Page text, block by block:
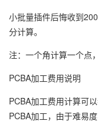
小批量插件后悔收到
分计算。
注：一个角计算一个点
PCBA加工费用说明
PCBA加工费用计算可
PCBA加工，由于难易